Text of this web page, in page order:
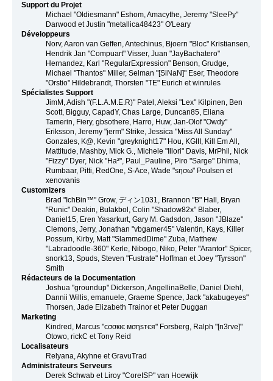
Support du Projet
Michael "Oldiesmann" Eshom, Amacythe, Jeremy "SleePy"
Darwood et Justin "metallica48423" O'Leary
Développeurs
Norv, Aaron van Geffen, Antechinus, Bjoern "Bloc" Kristiansen,
Hendrik Jan "Compuart" Visser, Juan "JayBachatero"
Hernandez, Karl "RegularExpression" Benson, Grudge,
Michael "Thantos" Miller, Selman "[SiNaN]" Eser, Theodore
"Orstio" Hildebrandt, Thorsten "TE" Eurich et winrules
Spécialistes Support
JimM, Adish "(F.L.A.M.E.R)" Patel, Aleksi "Lex" Kilpinen, Ben
Scott, Bigguy, CapadY, Chas Large, Duncan85, Eliana
Tamerin, Fiery, gbsothere, Harro, Huw, Jan-Olof "Owdy"
Eriksson, Jeremy "jerm" Strike, Jessica "Miss All Sunday"
Gonzales, K@, Kevin "greyknight17" Hou, KGIII, Kill Em All,
Mattitude, Mashby, Mick G., Michele "Illori" Davis, MrPhil, Nick
"Fizzy" Dyer, Nick "Ha²", Paul_Pauline, Piro "Sarge" Dhima,
Rumbaar, Pitti, RedOne, S-Ace, Wade "sησω" Poulsen et
xenovanis
Customizers
Brad "IchBin™" Grow, ディン1031, Brannon "B" Hall, Bryan
"Runic" Deakin, Bulakbol, Colin "Shadow82x" Blaber,
Daniel15, Eren Yasarkurt, Gary M. Gadsdon, Jason "JBlaze"
Clemons, Jerry, Jonathan "vbgamer45" Valentin, Kays, Killer
Possum, Kirby, Matt "SlammedDime" Zuba, Matthew
"Labradoodle-360" Kerle, Nibogo, Niko, Peter "Arantor" Spicer,
snork13, Spuds, Steven "Fustrate" Hoffman et Joey "Tyrsson"
Smith
Rédacteurs de la Documentation
Joshua "groundup" Dickerson, AngellinaBelle, Daniel Diehl,
Dannii Willis, emanuele, Graeme Spence, Jack "akabugeyes"
Thorsen, Jade Elizabeth Trainor et Peter Duggan
Marketing
Kindred, Marcus "cσσкιє мσηѕтєя" Forsberg, Ralph "[n3rve]"
Otowo, rickC et Tony Reid
Localisateurs
Relyana, Akyhne et GravuTrad
Administrateurs Serveurs
Derek Schwab et Liroy "CoreISP" van Hoewijk